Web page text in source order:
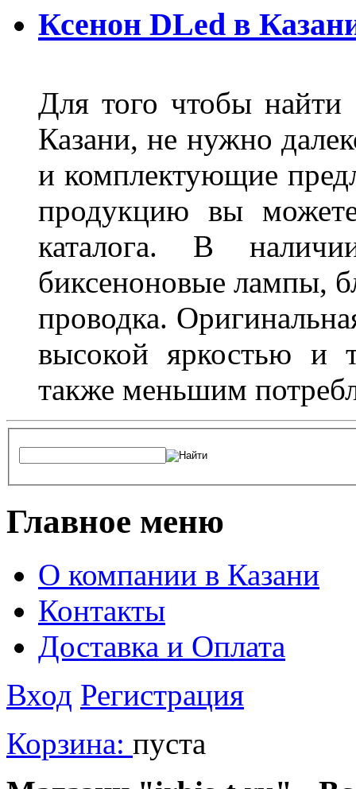
Ксенон DLed в
Для того чтобы
Казани, не нужно
и комплектующие
продукцию вы
каталога. В
биксеноновые лампы,
проводка.
высокой яркостью и
также меньшим
Главное меню
О компании в Казани
Контакты
Доставка и Оплата
Вход Регистрация
Корзина: пуста